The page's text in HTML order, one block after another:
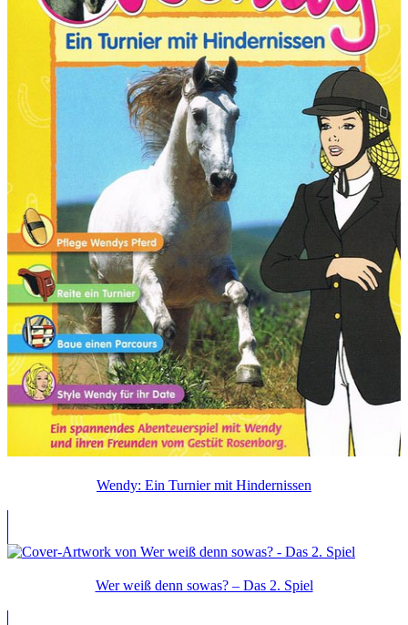
Wendy: Ein Turnier mit Hindernissen
Wer weiß denn sowas? – Das 2. Spiel